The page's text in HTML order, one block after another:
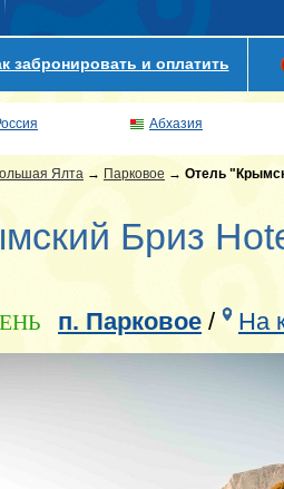
забронировать и оплатить
Абхазия
Ялта → Парковое → Отель
Бриз
п. Парковое / На